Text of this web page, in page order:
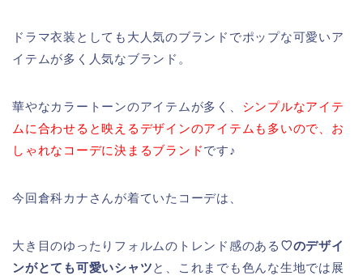
ドラマ衣装としても大人気のブランドでポップな可愛いア
イテムが多く人気なブランド。
華やなカラートーンのアイテムが多く、 シンプルなアイテ
ムに合わせると映えるデザインのアイテムも多いので、お
しゃれなコーデに決まるブランドです♪
今回倉科カナさんが着ていたコーデは、
大き目のゆったりフォルムのトレンド感のある ♡のデザイ
ンがとても可愛いシャツと、これまでも色んな生地では展